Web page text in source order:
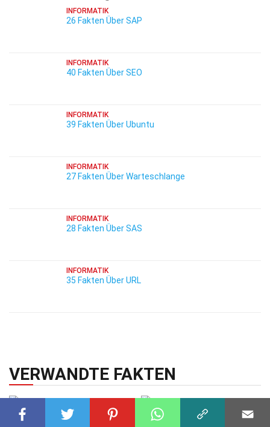
INFORMATIK
26 Fakten Über SAP
INFORMATIK
40 Fakten Über SEO
INFORMATIK
39 Fakten Über Ubuntu
INFORMATIK
27 Fakten Über Warteschlange
INFORMATIK
28 Fakten Über SAS
INFORMATIK
35 Fakten Über URL
VERWANDTE FAKTEN